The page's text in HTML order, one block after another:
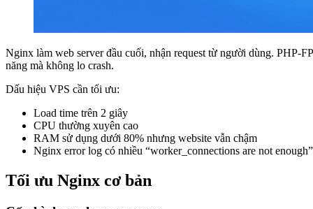
Nginx làm web server đầu cuối, nhận request từ người dùng. PHP-
năng mà không lo crash.
Dấu hiệu VPS cần tối ưu:
Load time trên 2 giây
CPU thường xuyên cao
RAM sử dụng dưới 80% nhưng website vẫn chậm
Nginx error log có nhiều “worker_connections are not enough”
Tối ưu Nginx cơ bản